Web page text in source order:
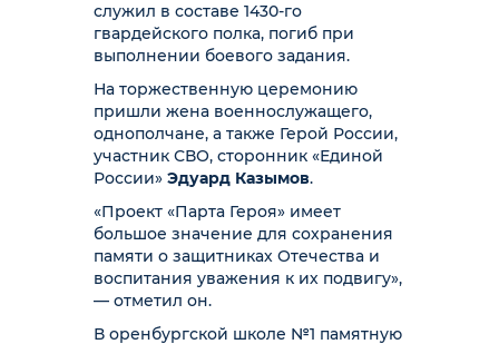
служил в составе 1430-го
гвардейского полка, погиб при
выполнении боевого задания.
На торжественную церемонию
пришли жена военнослужащего,
однополчане, а также Герой России,
участник СВО, сторонник «Единой
России» Эдуард Казымов.
«Проект «Парта Героя» имеет
большое значение для сохранения
памяти о защитниках Отечества и
воспитания уважения к их подвигу»,
— отметил он.
В оренбургской школе №1 памятную